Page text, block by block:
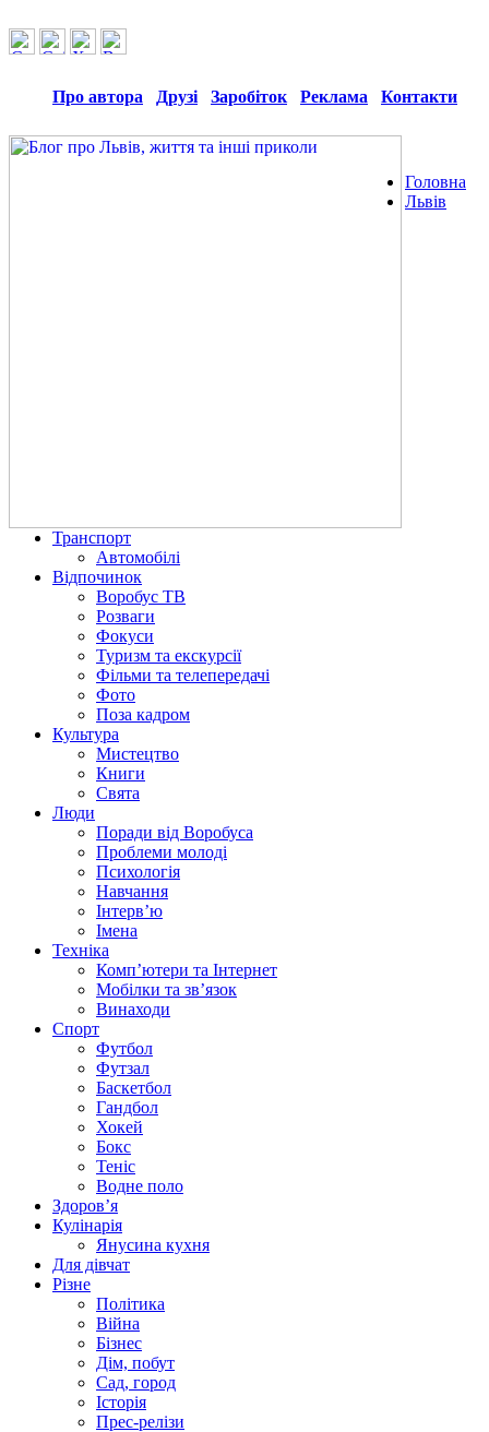
Про автора Друзі Заробіток Реклама Контакти
Головна
Львів
Транспорт
Автомобілі
Відпочинок
Воробус ТВ
Розваги
Фокуси
Туризм та екскурсії
Фільми та телепередачі
Фото
Поза кадром
Культура
Мистецтво
Книги
Свята
Люди
Поради від Воробуса
Проблеми молоді
Психологія
Навчання
Інтерв’ю
Імена
Техніка
Комп’ютери та Інтернет
Мобілки та зв’язок
Винаходи
Спорт
Футбол
Футзал
Баскетбол
Гандбол
Хокей
Бокс
Теніс
Водне поло
Здоров’я
Кулінарія
Янусина кухня
Для дівчат
Різне
Політика
Війна
Бізнес
Дім, побут
Сад, город
Історія
Прес-релізи